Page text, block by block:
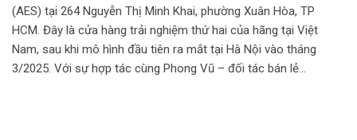
(AES) tại 264 Nguyễn Thị Minh Khai, phường Xuân Hòa, TP
HCM. Đây là cửa hàng trải nghiệm thứ hai của hãng tại Việt
Nam, sau khi mô hình đầu tiên ra mắt tại Hà Nội vào tháng
3/2025. Với sự hợp tác cùng Phong Vũ – đối tác bán lẻ…